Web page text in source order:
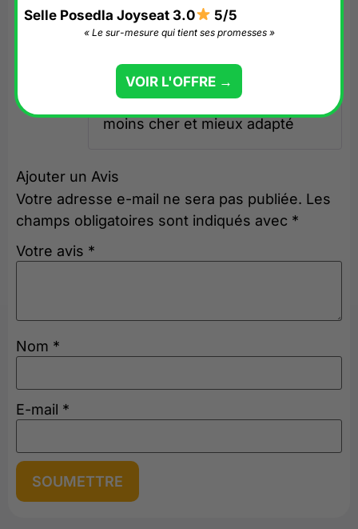
Un truc très cher et très
inconfortable. Allez plutôt chez
vos mesures et saura vous
proposer quelque chose de
moins cher et mieux adapté
Ajouter un Avis
Votre adresse e-mail ne sera pas publiée. Les
champs obligatoires sont indiqués avec *
Votre avis *
Nom *
E-mail *
Selle Posedla Joyseat 3.0 5/5
« Le sur-mesure qui tient ses promesses »
VOIR L'OFFRE →